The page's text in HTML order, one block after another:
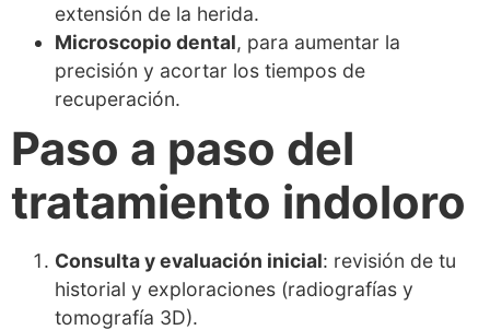
extensión de la herida.
Microscopio dental, para aumentar la
precisión y acortar los tiempos de
recuperación.
Paso a paso del
tratamiento indoloro
Consulta y evaluación inicial: revisión de tu
historial y exploraciones (radiografías y
tomografía 3D).